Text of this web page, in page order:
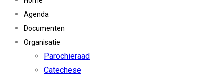
Agenda
Documenten
Organisatie
Parochieraad
Catechese